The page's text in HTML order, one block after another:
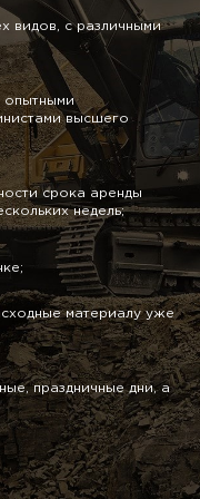
видов, с различными
опытными
высшего
срока аренды
недель;
материалу уже
праздничные дни, а